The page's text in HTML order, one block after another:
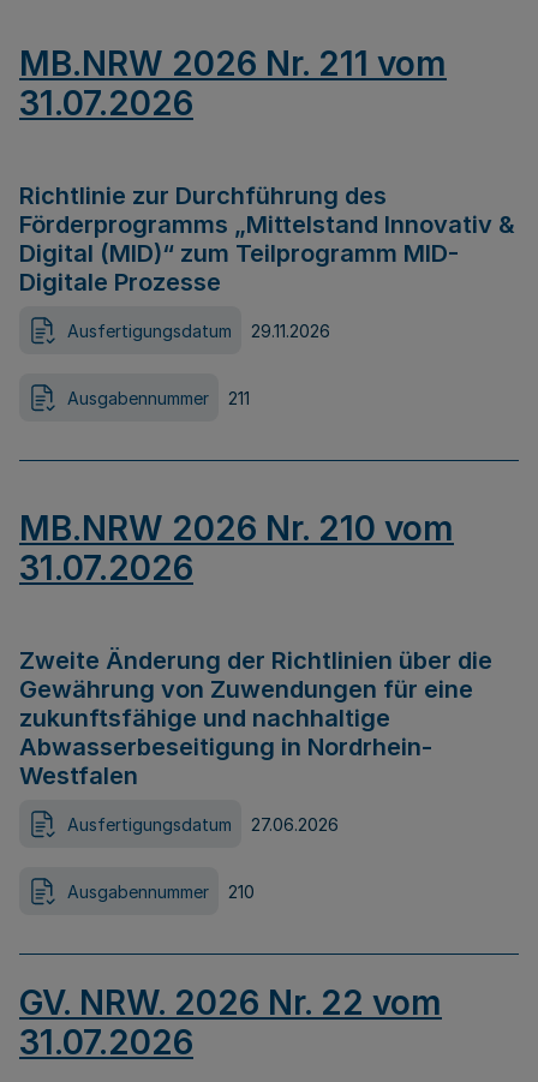
MB.NRW 2026 Nr. 211 vom
31.07.2026
Richtlinie zur Durchführung des
Förderprogramms „Mittelstand Innovativ &
Digital (MID)“ zum Teilprogramm MID-
Digitale Prozesse
Ausfertigungsdatum 29.11.2026
Ausgabennummer 211
MB.NRW 2026 Nr. 210 vom
31.07.2026
Zweite Änderung der Richtlinien über die
Gewährung von Zuwendungen für eine
zukunftsfähige und nachhaltige
Abwasserbeseitigung in Nordrhein-
Westfalen
Ausfertigungsdatum 27.06.2026
Ausgabennummer 210
GV. NRW. 2026 Nr. 22 vom
31.07.2026